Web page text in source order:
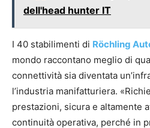
dell'head hunter IT
I 40 stabilimenti di Röchling
mondo raccontano meglio di
connettività sia diventata
l’industria manifatturiera.
prestazioni, sicura e altamente
continuità operativa, perché in